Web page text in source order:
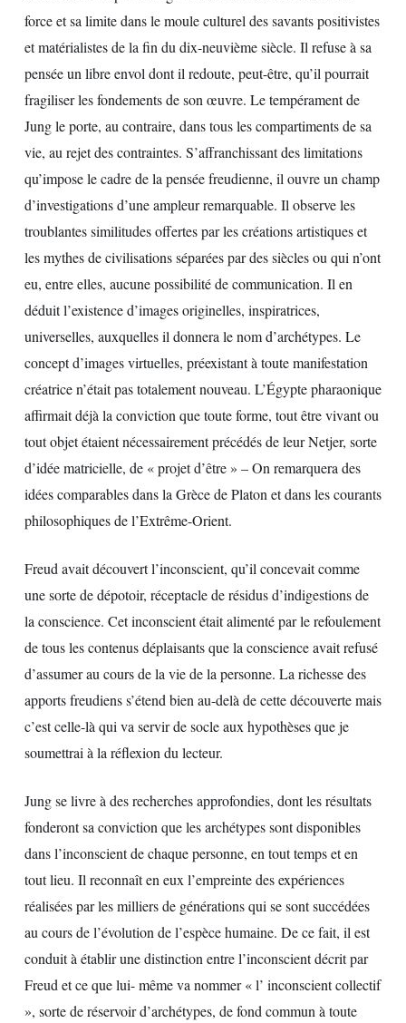
force et sa limite dans le moule culturel des savants positivistes
et matérialistes de la fin du dix-neuvième siècle. Il refuse à sa
pensée un libre envol dont il redoute, peut-être, qu’il pourrait
fragiliser les fondements de son œuvre. Le tempérament de
Jung le porte, au contraire, dans tous les compartiments de sa
vie, au rejet des contraintes. S’affranchissant des limitations
qu’impose le cadre de la pensée freudienne, il ouvre un champ
d’investigations d’une ampleur remarquable. Il observe les
troublantes similitudes offertes par les créations artistiques et
les mythes de civilisations séparées par des siècles ou qui n’ont
eu, entre elles, aucune possibilité de communication. Il en
déduit l’existence d’images originelles, inspiratrices,
universelles, auxquelles il donnera le nom d’archétypes. Le
concept d’images virtuelles, préexistant à toute manifestation
créatrice n’était pas totalement nouveau. L’Égypte pharaonique
affirmait déjà la conviction que toute forme, tout être vivant ou
tout objet étaient nécessairement précédés de leur Netjer, sorte
d’idée matricielle, de « projet d’être » – On remarquera des
idées comparables dans la Grèce de Platon et dans les courants
philosophiques de l’Extrême-Orient.
Freud avait découvert l’inconscient, qu’il concevait comme
une sorte de dépotoir, réceptacle de résidus d’indigestions de
la conscience. Cet inconscient était alimenté par le refoulement
de tous les contenus déplaisants que la conscience avait refusé
d’assumer au cours de la vie de la personne. La richesse des
apports freudiens s’étend bien au-delà de cette découverte mais
c’est celle-là qui va servir de socle aux hypothèses que je
soumettrai à la réflexion du lecteur.
Jung se livre à des recherches approfondies, dont les résultats
fonderont sa conviction que les archétypes sont disponibles
dans l’inconscient de chaque personne, en tout temps et en
tout lieu. Il reconnaît en eux l’empreinte des expériences
réalisées par les milliers de générations qui se sont succédées
au cours de l’évolution de l’espèce humaine. De ce fait, il est
conduit à établir une distinction entre l’inconscient décrit par
Freud et ce que lui- même va nommer « l’ inconscient collectif
», sorte de réservoir d’archétypes, de fond commun à toute